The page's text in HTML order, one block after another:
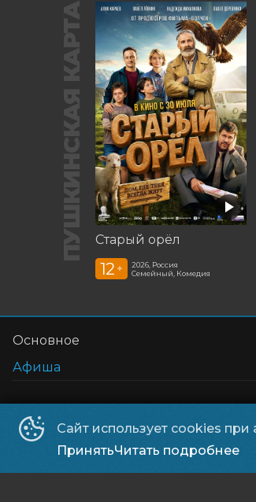
ПУШКИНСКАЯ КАРТА Старый орёл
12 +
2026, Россия
Семейный, Комедия
Сайт использует cookies
ПринятьЧитать подробнее
Основное
Афиша